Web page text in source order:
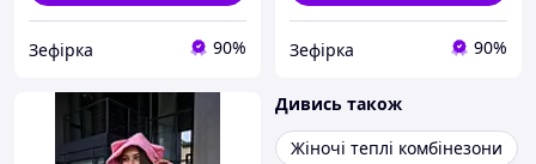
Зефірка 90% Зефірка 90%
Дивись також
Жіночі теплі комбінезони